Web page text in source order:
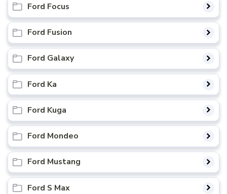
Ford Focus
Ford Fusion
Ford Galaxy
Ford Ka
Ford Kuga
Ford Mondeo
Ford Mustang
Ford S Max